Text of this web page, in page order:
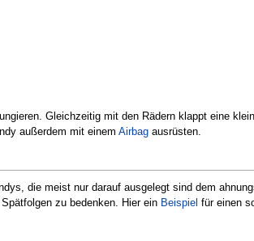
Gleichzeitig mit den Rädern klappt eine
außerdem mit einem Airbag ausrüsten.
die meist nur darauf ausgelegt sind dem
zu bedenken. Hier ein Beispiel für einen